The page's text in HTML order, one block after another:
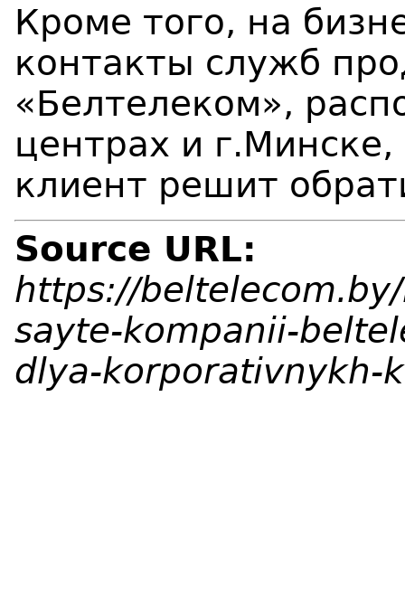
Кроме того, на
контакты служб
«Белтелеком»,
центрах и г.Минске,
клиент решит
Source URL:
https://
sayte-kompanii-
dlya-korporativnykh-